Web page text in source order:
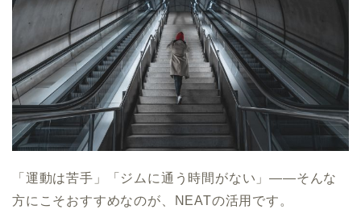
「運動は苦手」「ジムに通う時間がない」——そんな
方にこそおすすめなのが、NEATの活用です。